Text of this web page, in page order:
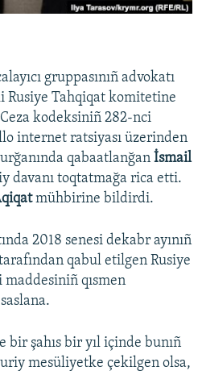
gruppasınıñ advokatı
Rusiye Tahqiqat komitetine
kodeksiniñ 282-nci
internet ratsiyası üzerinden
qabaatlanğan İsmail
davanı toqtatmağa rica etti.
mühbirine bildirdi.
2018 senesi dekabr ayınıñ
qabul etilgen Rusiye
qısmen
bir şahıs bir yıl içinde bunıñ
mesüliyetke çekilgen olsa,